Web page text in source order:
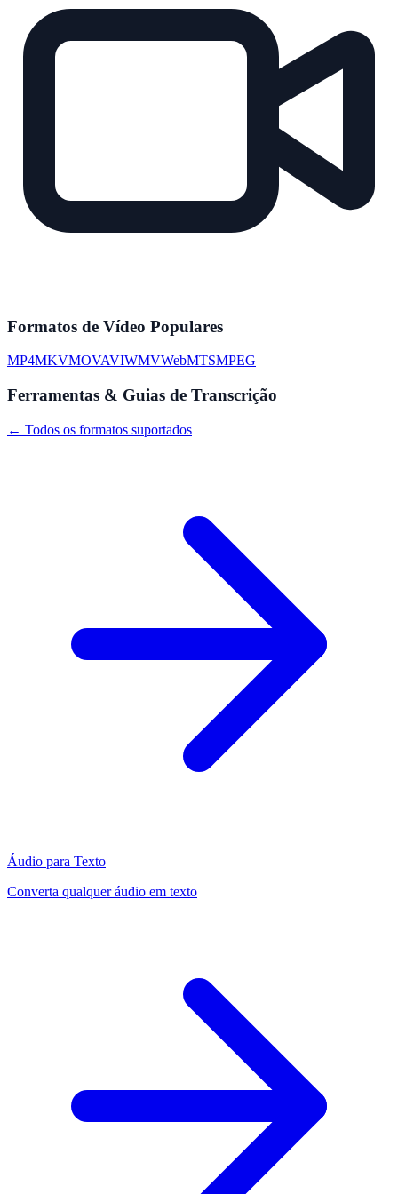
Formatos de Vídeo Populares
MP4MKVMOVAVIWMVWebMTSMPEG
Ferramentas & Guias de Transcrição
← Todos os formatos suportados
Áudio para Texto
Converta qualquer áudio em texto